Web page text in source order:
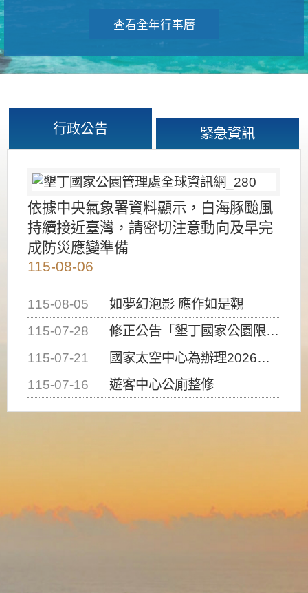
查看全年行事曆
行政公告 緊急資訊
依據中央氣象署資料顯示，白海豚颱風
持續接近臺灣，請密切注意動向及早完
成防災應變準備
115-08-06
115-08-05
如夢幻泡影 應作如是觀
115-07-28
修正公告「墾丁國家公園限制水域遊憩活動之種類、範圍、時間及行為」，自即日生效。
115-07-21
國家太空中心為辦理2026台灣盃火箭競賽，陸、海、空域警戒及協調相關事宜，因颱風備案事宜
115-07-16
遊客中心公廁整修